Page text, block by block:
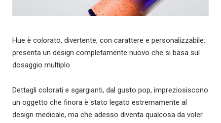
Hue è colorato, divertente, con carattere e personalizzabile:
presenta un design completamente nuovo che si basa sul
dosaggio multiplo.
Dettagli colorati e sgargianti, dal gusto pop, impreziosiscono
un oggetto che finora è stato legato estremamente al
design medicale, ma che adesso diventa qualcosa da voler